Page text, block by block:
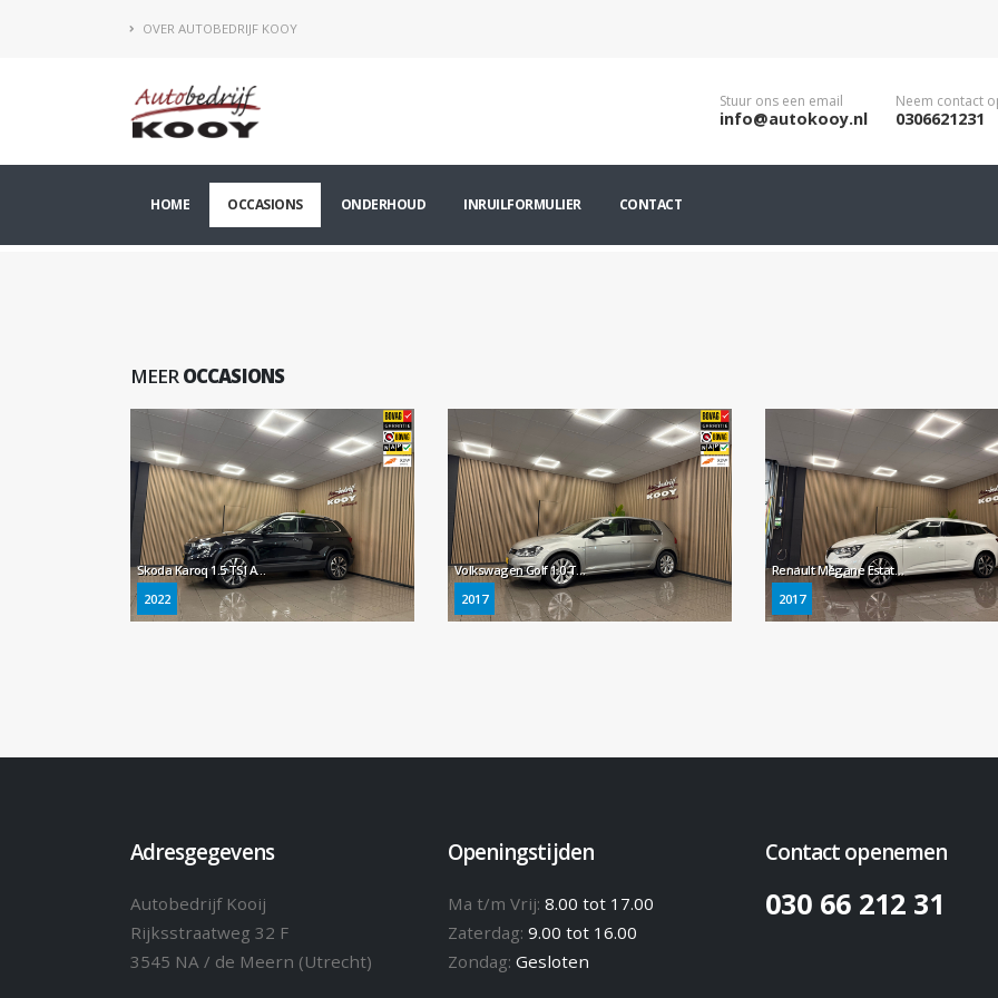
OVER AUTOBEDRIJF KOOY
Stuur ons een email
info@autokooy.nl
Neem contact
0306621231
HOME OCCASIONS ONDERHOUD INRUILFORMULIER CONTACT
MEEROCCASIONS
Skoda Karoq 1.5 TSI ACT Business Edition * Automaat / Carplay / Virtual cockpit / Camera / NL Auto *
2022
Volkswagen Golf 1.0 TSI Comfortline * Navigatie / Parkeersensoren / Cruise control / NL Auto *
2017
Renault Mégane Estate 1.2 TCe Bose * Trekhaak / Navigatie / Camera / Parkeersensoren / NL Auto *
2017
Adresgegevens
Autobedrijf Kooij
Rijksstraatweg 32 F
3545 NA / de Meern (Utrecht)
Openingstijden
Ma t/m Vrij: 8.00 tot 17.00
Zaterdag: 9.00 tot 16.00
Zondag: Gesloten
Contact openemen
030 66 212 31